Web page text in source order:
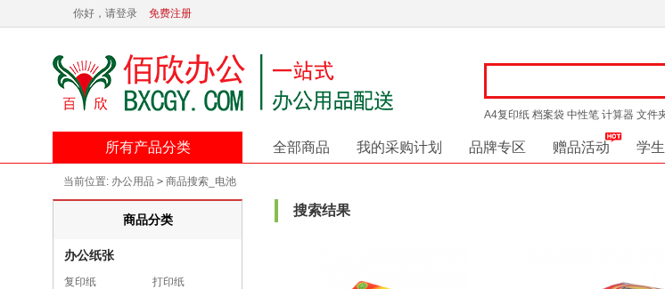
你好，请登录 免费注册
A4复印纸 档案袋 中性笔 计算器 文件
所有产品分类 全部商品 我的采购计划 品牌专区 赠品活动 学
当前位置: 办公用品 > 商品搜索_电池
商品分类
办公纸张
复印纸
打印纸
搜索结果